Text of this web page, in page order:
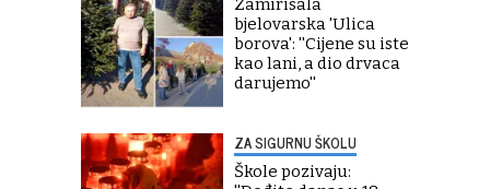
Zamirisala
bjelovarska 'Ulica
borova': ''Cijene su iste
kao lani, a dio drvaca
darujemo''
ZA SIGURNU ŠKOLU
Škole pozivaju: